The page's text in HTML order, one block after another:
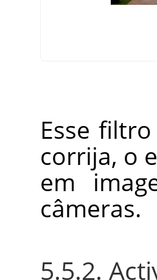
Esse
corrija, o
em
câmeras.
5.5.2.